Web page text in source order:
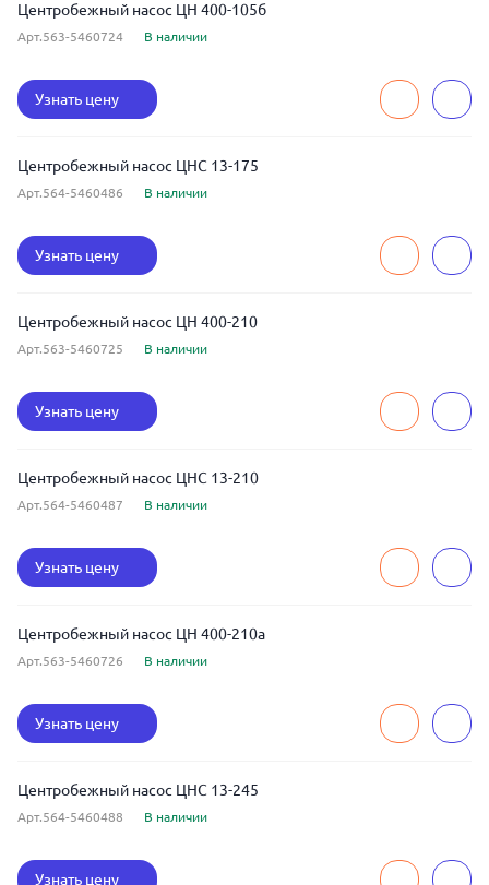
Центробежный насос ЦН 400-105б
Арт.563-5460724 В наличии
Узнать цену
Центробежный насос ЦНС 13-175
Арт.564-5460486 В наличии
Узнать цену
Центробежный насос ЦН 400-210
Арт.563-5460725 В наличии
Узнать цену
Центробежный насос ЦНС 13-210
Арт.564-5460487 В наличии
Узнать цену
Центробежный насос ЦН 400-210а
Арт.563-5460726 В наличии
Узнать цену
Центробежный насос ЦНС 13-245
Арт.564-5460488 В наличии
Узнать цену